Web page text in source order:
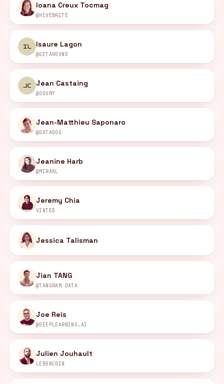
Ioana Creux Tocmag
@HIVEBRITE
IL Isaure Lagon
@GETAROUND
JC Jean Castaing
@OGURY
Jean-Matthieu Saponaro
@DATADOG
Jeanine Harb
@MIRAKL
Jeremy Chia
VINTED
Jessica Talisman
Jian TANG
@TANGRAM DATA
Joe Reis
@DEEPLEARNING.AI
Julien Jouhault
LEBONCOIN